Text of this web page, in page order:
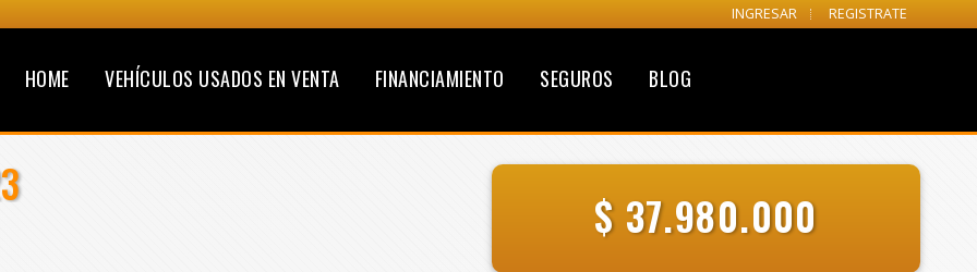
INGRESAR REGISTRATE
HOME VEHÍCULOS USADOS EN VENTA FINANCIAMIENTO SEGUROS BLOG
$ 37.980.000